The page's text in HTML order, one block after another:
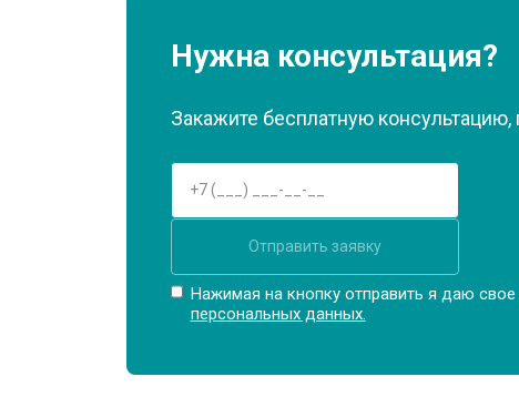
Нужна консультация?
Закажите бесплатную
Отправить заявку
Нажимая на кнопку отправить я даю
персональных данных.